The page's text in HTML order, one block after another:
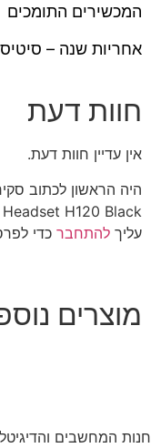
המכשירים התומכים
אחריות שנה –
חוות דעת
אין עדיין חוות דעת.
H120 Black”
עליך להתחבר כדי
מוצרים
חנות המחשבים והדיגיטל YNS